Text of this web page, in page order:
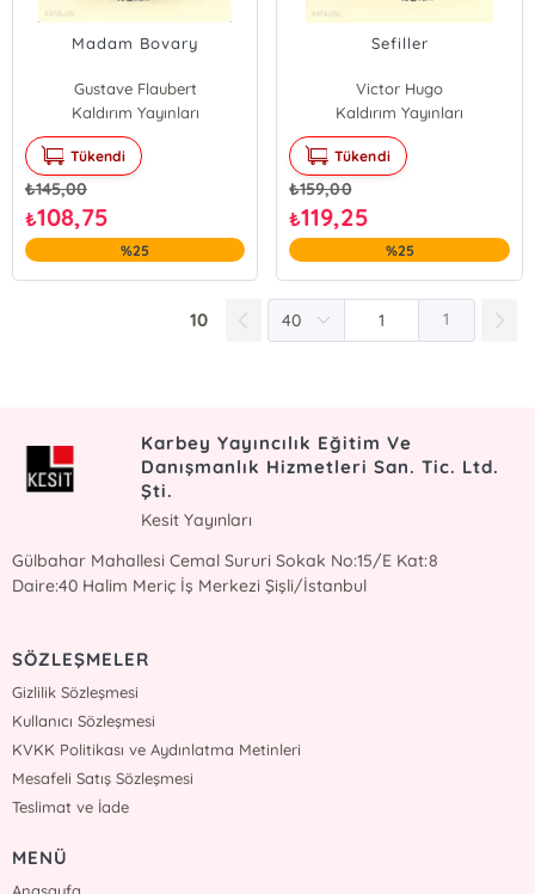
Madam Bovary
Gustave Flaubert
Kaldırım Yayınları
Tükendi
₺145,00
₺108,75
%25
Sefiller
Victor Hugo
Kaldırım Yayınları
Tükendi
₺159,00
₺119,25
%25
10 1
Karbey Yayıncılık Eğitim Ve
Danışmanlık Hizmetleri San. Tic. Ltd.
Şti.
Kesit Yayınları
Gülbahar Mahallesi Cemal Sururi Sokak No:15/E Kat:8
Daire:40 Halim Meriç İş Merkezi Şişli/İstanbul
SÖZLEŞMELER
Gizlilik Sözleşmesi
Kullanıcı Sözleşmesi
KVKK Politikası ve Aydınlatma Metinleri
Mesafeli Satış Sözleşmesi
Teslimat ve İade
MENÜ